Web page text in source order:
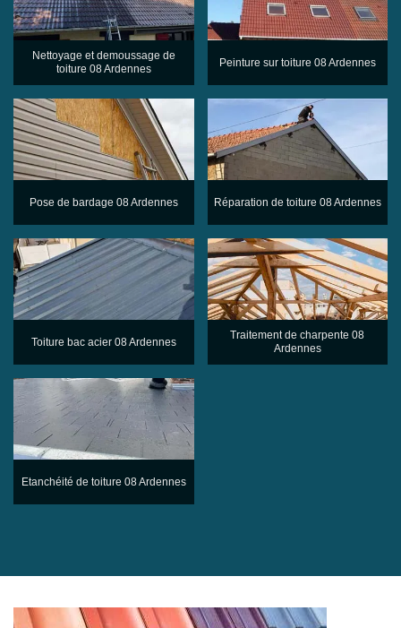
Nettoyage et demoussage de
toiture 08 Ardennes
Peinture sur toiture 08 Ardennes
Pose de bardage 08 Ardennes Réparation de toiture 08 Ardennes
Toiture bac acier 08 Ardennes
Traitement de charpente 08
Ardennes
Etanchéité de toiture 08 Ardennes